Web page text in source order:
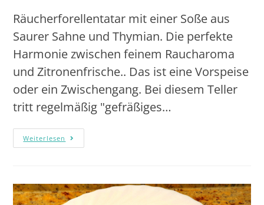
Räucherforellentatar mit einer Soße aus
Saurer Sahne und Thymian. Die perfekte
Harmonie zwischen feinem Raucharoma
und Zitronenfrische.. Das ist eine Vorspeise
oder ein Zwischengang. Bei diesem Teller
tritt regelmäßig "gefräßiges…
Weiterlesen